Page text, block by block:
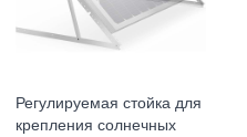
Регулируемая стойка для
крепления солнечных